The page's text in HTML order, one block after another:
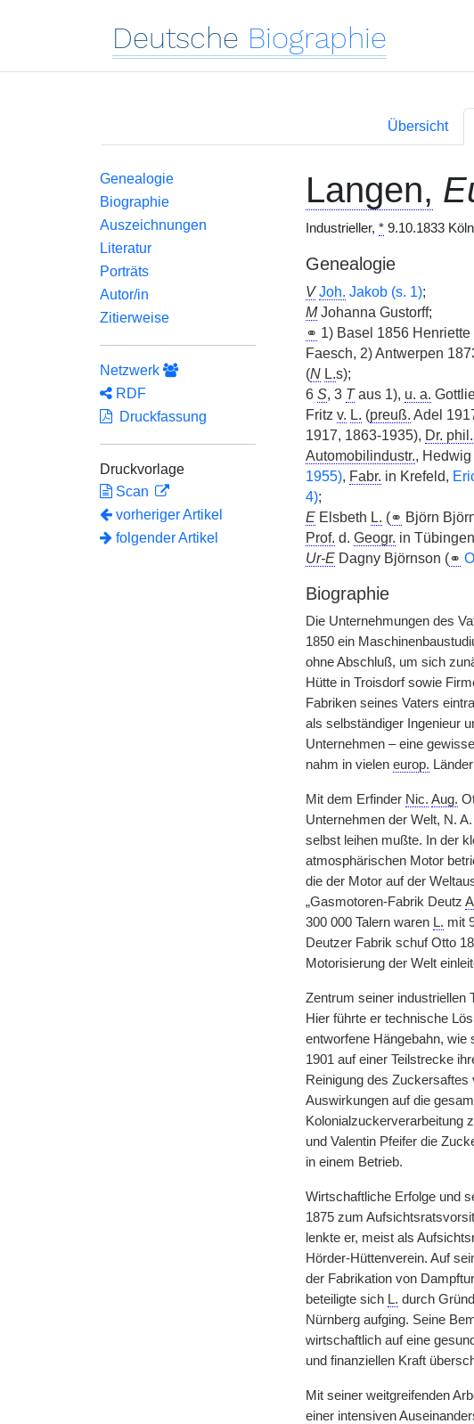
Deutsche Biographie
Übersicht
Genealogie
Biographie
Auszeichnungen
Literatur
Porträts
Autor/in
Zitierweise
Netzwerk
RDF
Druckfassung
Druckvorlage
Scan
vorheriger Artikel
folgender Artikel
Langen,
Industrieller, *9.10.1833
Genealogie
V Joh. Jakob (s. 1);
MJohanna Gustorff;
⚭ 1) Basel 1856 Henriette
Faesch, 2) Antwerpen
(N L.s);
6 S, 3 Taus 1), u. a.
Fritz v. L. (preuß. Adel
1917, 1863-1935), Dr. phil.
Automobilindustr., Hedwig
1955), Fabr. in Krefeld,
4);
EElsbeth L. (⚭ Björn
Prof. d. Geogr. in
Ur-EDagny Björnson (⚭
Biographie
Die Unternehmungen des
1850 ein
ohne Abschluß, um sich
Hütte in Troisdorf sowie
Fabriken seines Vaters
als selbständiger Ingenieur
Unternehmen – eine
nahm in vielen europ.
Mit dem Erfinder Nic. Aug.
Unternehmen der Welt, N.
selbst leihen mußte. In der
atmosphärischen Motor
die der Motor auf der
„Gasmotoren-Fabrik Deutz
300 000 Talern waren L. mit
Deutzer Fabrik schuf Otto
Motorisierung der Welt
Zentrum seiner industriellen
Hier führte er technische
entworfene Hängebahn, wie
1901 auf einer Teilstrecke
Reinigung des
Auswirkungen auf die
Kolonialzuckerverarbeitung
und Valentin Pfeifer die
in einem Betrieb.
Wirtschaftliche Erfolge und
1875 zum
lenkte er, meist als
Hörder-Hüttenverein. Auf
der Fabrikation von
beteiligte sich L. durch
Nürnberg aufging. Seine
wirtschaftlich auf eine
und finanziellen Kraft
Mit seiner weitgreifenden
einer intensiven